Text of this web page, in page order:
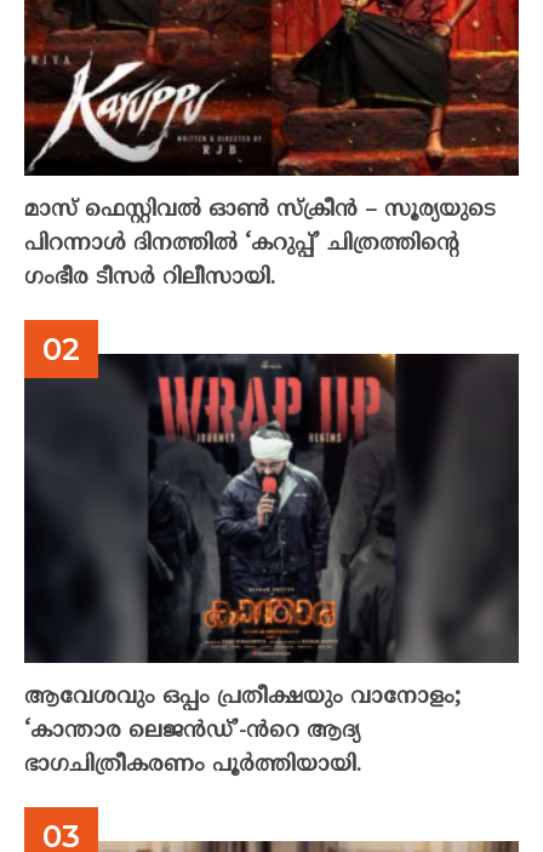
മാസ് ഫെസ്റ്റിവൽ ഓൺ സ്‌ക്രീൻ – സൂര്യയുടെ
പിറന്നാൾ ദിനത്തിൽ ‘കറുപ്പ്’ ചിത്രത്തിന്റെ
ഗംഭീര ടീസർ റിലീസായി.
ആവേശവും ഒപ്പം പ്രതീക്ഷയും വാനോളം;
‘കാന്താര ലെജൻഡ്’-ൻറെ ആദ്യ
ഭാഗചിത്രീകരണം പൂർത്തിയായി.